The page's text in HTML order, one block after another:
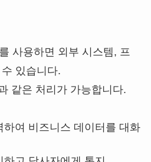
사용하면 외부 시스템, 프
있습니다.
같은 처리가 가능합니다.
하여 비즈니스 데이터를 대화